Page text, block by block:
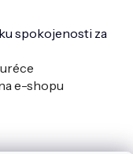
spokojenosti za
e-shopu